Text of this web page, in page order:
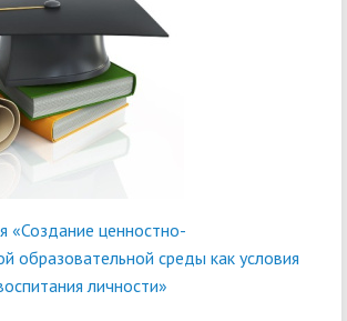
«Создание ценностно-
образовательной среды как условия
личности»